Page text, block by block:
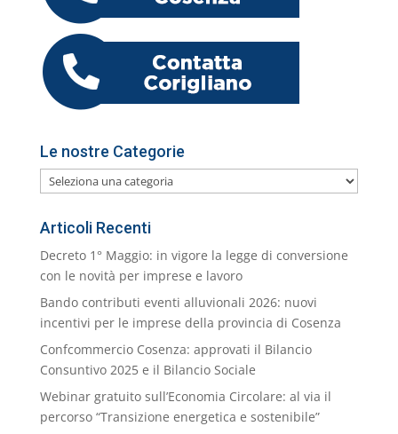
k
ai
l
Le nostre Categorie
Le
nostre
Categorie
Articoli Recenti
Decreto 1° Maggio: in vigore la legge di conversione
con le novità per imprese e lavoro
Bando contributi eventi alluvionali 2026: nuovi
incentivi per le imprese della provincia di Cosenza
Confcommercio Cosenza: approvati il Bilancio
Consuntivo 2025 e il Bilancio Sociale
Webinar gratuito sull’Economia Circolare: al via il
percorso “Transizione energetica e sostenibile”